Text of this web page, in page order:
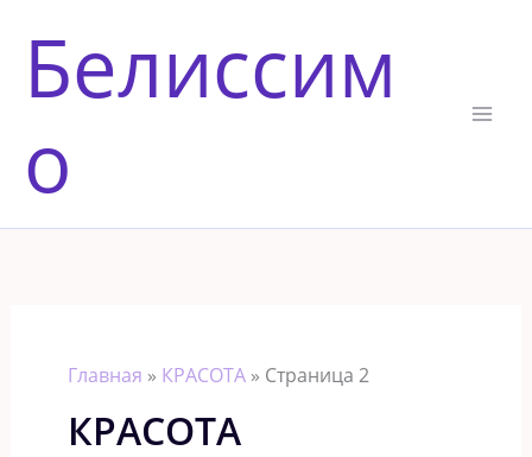
содержимому
Белиссим
о
Главная » КРАСОТА» Страница 2
КРАСОТА